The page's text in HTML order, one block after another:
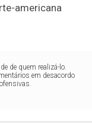
americana
de quem realizá-lo.
em desacordo